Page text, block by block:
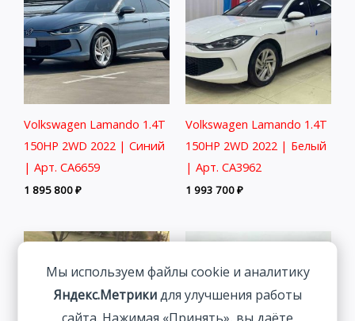
Volkswagen Lamando 1.4T
150HP 2WD 2022 | Синий
| Арт. CA6659
1 895 800₽
Volkswagen Lamando 1.4T
150HP 2WD 2022 | Белый
| Арт. CA3962
1 993 700₽
Мы используем файлы cookie и аналитику
Яндекс.Метрикидля улучшения работы
сайта. Нажимая «Принять», вы даёте